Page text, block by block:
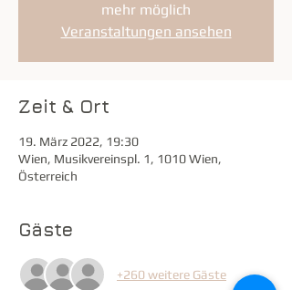
mehr möglich
Veranstaltungen ansehen
Zeit & Ort
19. März 2022, 19:30
Wien, Musikvereinspl. 1, 1010 Wien,
Österreich
Gäste
+260 weitere Gäste